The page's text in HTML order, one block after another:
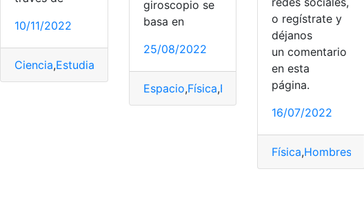
Ministerio de Educación,terceros
10/11/2022
Ciencia,Estudiar
giroscopio se
basa en
25/08/2022
Espacio,Física,Fuerza Propiedades
o regístrate y
déjanos
un comentario
en esta
página.
16/07/2022
Física,Hombres